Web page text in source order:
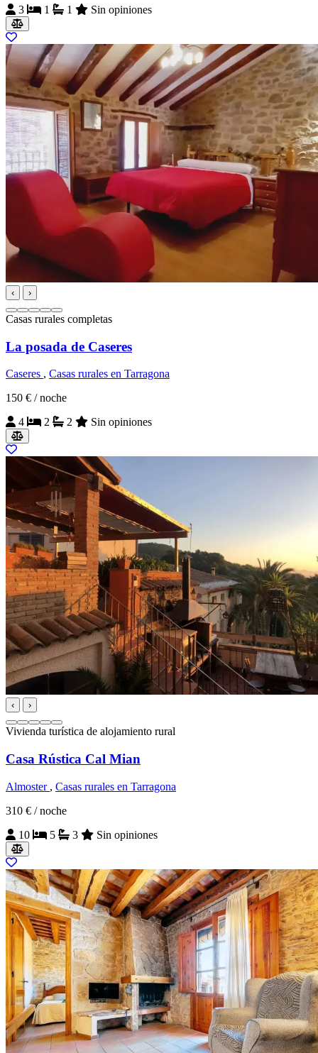
3
1 1 Sin opiniones
‹ ›
Casas rurales completas
La posada de Caseres
Caseres , Casas rurales en Tarragona
150 € / noche
4
2 2 Sin opiniones
‹ ›
Vivienda turística de alojamiento rural
Casa Rústica Cal Mian
Almoster , Casas rurales en Tarragona
310 € / noche
10
5 3 Sin opiniones